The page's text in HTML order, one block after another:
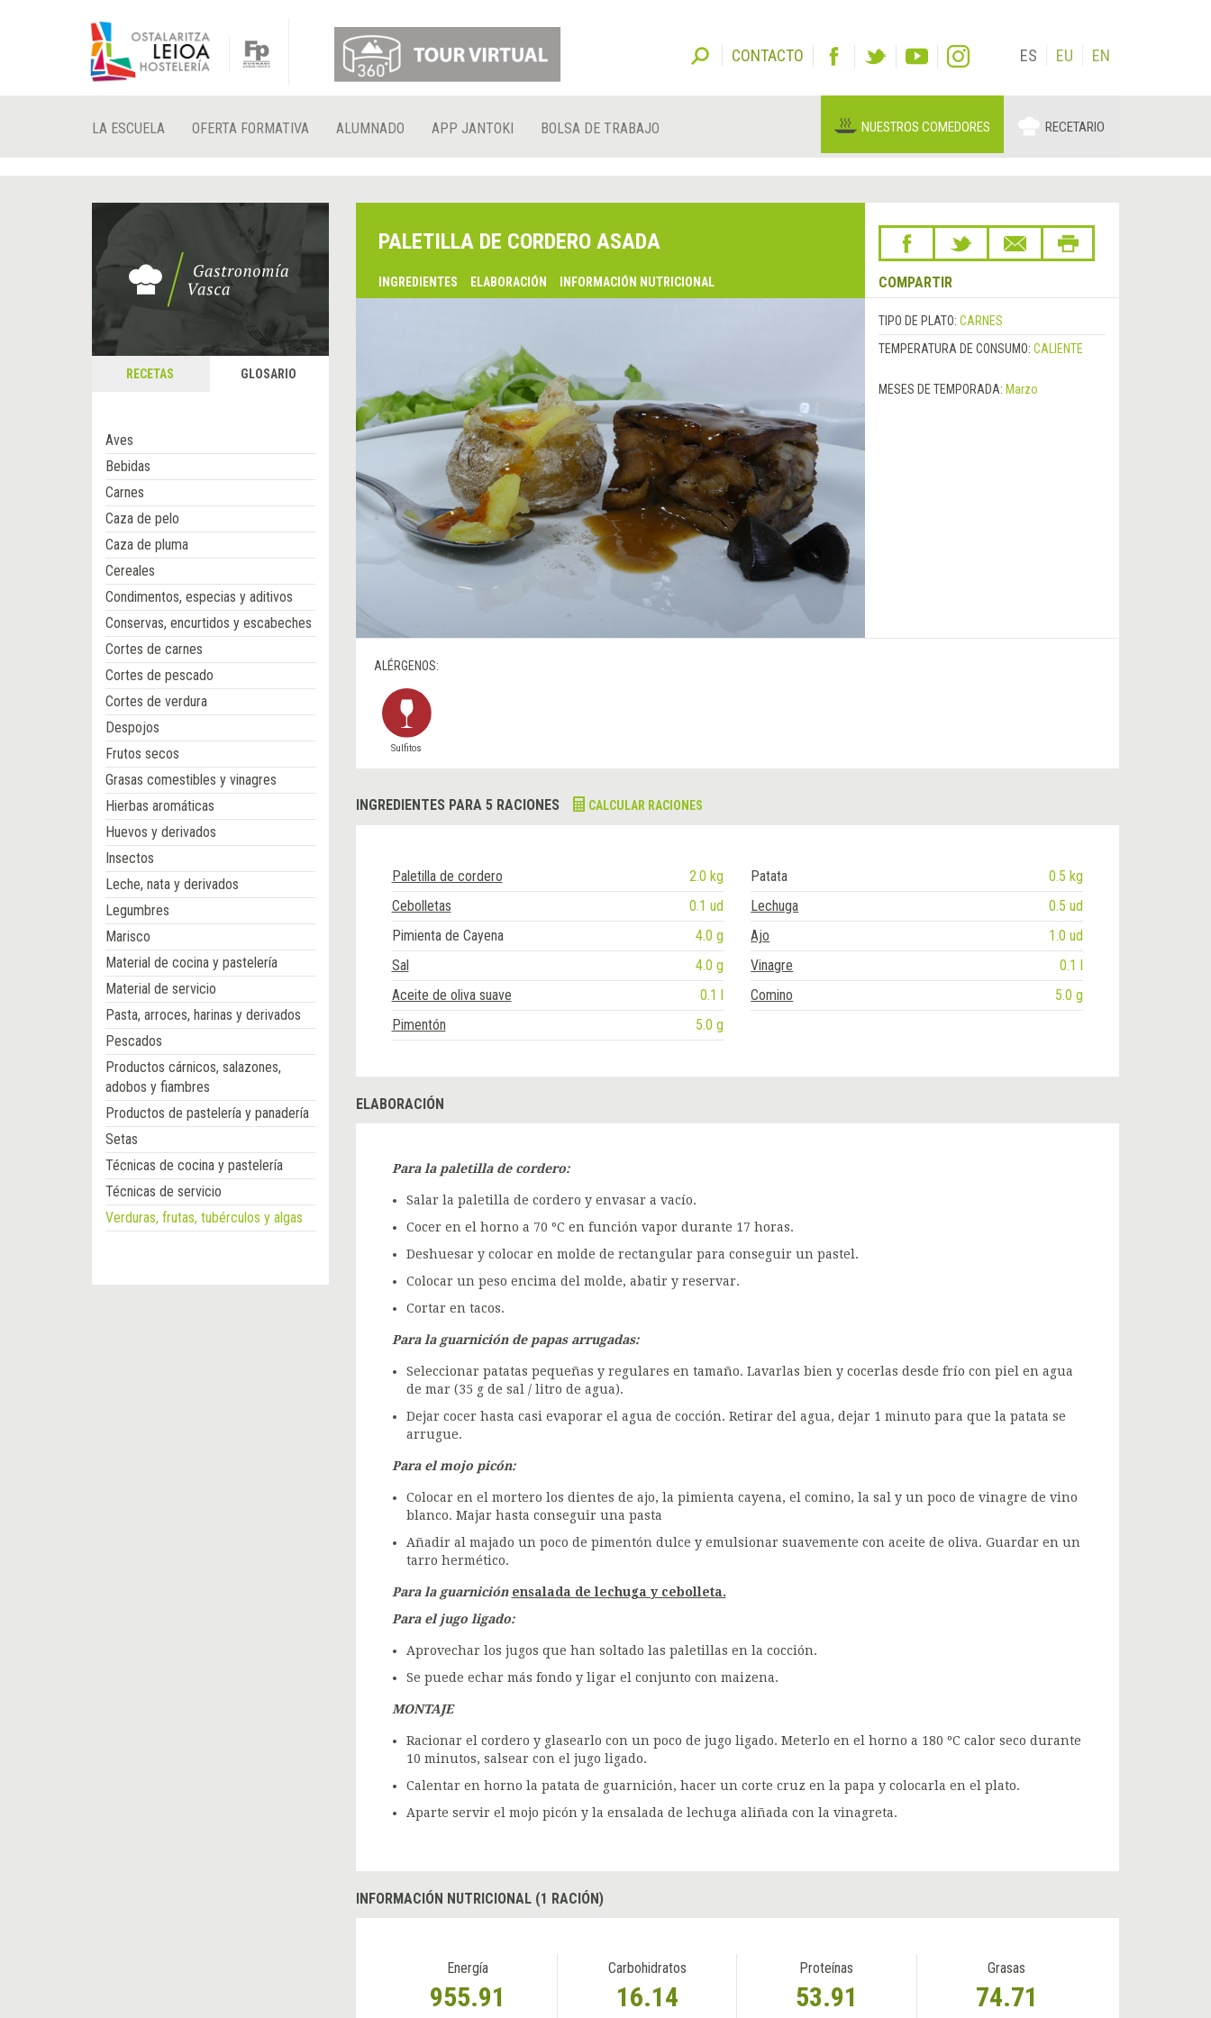
CONTACTO ES EU EN
LA ESCUELA OFERTA FORMATIVA ALUMNADO APP JANTOKI BOLSA DE TRABAJO NUESTROS COMEDORES RECETARIO
RECETAS GLOSARIO
Aves
Bebidas
Carnes
Caza de pelo
Caza de pluma
Cereales
Condimentos, especias y aditivos
Conservas, encurtidos y escabeches
Cortes de carnes
Cortes de pescado
Cortes de verdura
Despojos
Frutos secos
Grasas comestibles y vinagres
Hierbas aromáticas
Huevos y derivados
Insectos
Leche, nata y derivados
Legumbres
Marisco
Material de cocina y pastelería
Material de servicio
Pasta, arroces, harinas y derivados
Pescados
Productos cárnicos, salazones,
adobos y fiambres
Productos de pastelería y panadería
Setas
Técnicas de cocina y pastelería
Técnicas de servicio
Verduras, frutas, tubérculos y algas
PALETILLA DE CORDERO ASADA
INGREDIENTES ELABORACIÓN INFORMACIÓN NUTRICIONAL COMPARTIR
TIPO DE PLATO: CARNES
TEMPERATURA DE CONSUMO: CALIENTE
MESES DE TEMPORADA: Marzo
ALÉRGENOS:
Sulfitos
INGREDIENTES PARA 5 RACIONES CALCULAR RACIONES
Paletilla de cordero 2.0 kg Patata
0.5 kg
Cebolletas
0.1 ud Lechuga
0.5 ud
Pimienta de Cayena
4.0 g Ajo
1.0 ud
Sal
4.0 g Vinagre
0.1 l
Aceite de oliva suave
0.1 l Comino
5.0 g
Pimentón
5.0 g
ELABORACIÓN
Para la paletilla de cordero:
Salar la paletilla de cordero y envasar a vacío.
Cocer en el horno a 70 ºC en función vapor durante 17 horas.
Deshuesar y colocar en molde de rectangular para conseguir un pastel.
Colocar un peso encima del molde, abatir y reservar.
Cortar en tacos.
Para la guarnición de papas arrugadas:
Seleccionar patatas pequeñas y regulares en tamaño. Lavarlas bien y cocerlas desde frío con piel en agua
de mar (35 g de sal / litro de agua).
Dejar cocer hasta casi evaporar el agua de cocción. Retirar del agua, dejar 1 minuto para que la patata se
arrugue.
Para el mojo picón:
Colocar en el mortero los dientes de ajo, la pimienta cayena, el comino, la sal y un poco de vinagre de vino
blanco. Majar hasta conseguir una pasta
Añadir al majado un poco de pimentón dulce y emulsionar suavemente con aceite de oliva. Guardar en un
tarro hermético.
Para la guarnición ensalada de lechuga y cebolleta.
Para el jugo ligado:
Aprovechar los jugos que han soltado las paletillas en la cocción.
Se puede echar más fondo y ligar el conjunto con maizena.
MONTAJE
Racionar el cordero y glasearlo con un poco de jugo ligado. Meterlo en el horno a 180 ºC calor seco durante
10 minutos, salsear con el jugo ligado.
Calentar en horno la patata de guarnición, hacer un corte cruz en la papa y colocarla en el plato.
Aparte servir el mojo picón y la ensalada de lechuga aliñada con la vinagreta.
INFORMACIÓN NUTRICIONAL (1 RACIÓN)
Energía
955.91
Carbohidratos
16.14
Proteínas
53.91
Grasas
74.71